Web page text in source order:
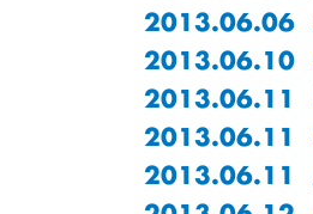
2013.06.06
2013.06.10
2013.06.11
2013.06.11
2013.06.11